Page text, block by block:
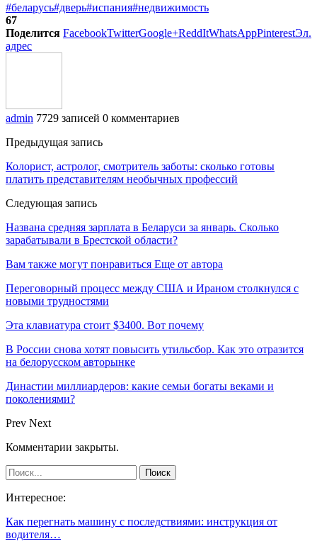
#беларусь#дверь#испания#недвижимость
67
Поделится FacebookTwitterGoogle+ReddItWhatsAppPinterestЭл.
адрес
admin 7729 записей 0 комментариев
Предыдущая запись
Колорист, астролог, смотритель заботы: сколько готовы
платить представителям необычных профессий
Следующая запись
Названа средняя зарплата в Беларуси за январь. Сколько
зарабатывали в Брестской области?
Вам также могут понравиться Еще от автора
Переговорный процесс между США и Ираном столкнулся с
новыми трудностями
Эта клавиатура стоит $3400. Вот почему
В России снова хотят повысить утильсбор. Как это отразится
на белорусском авторынке
Династии миллиардеров: какие семьи богаты веками и
поколениями?
Prev Next
Комментарии закрыты.
Интересное:
Как перегнать машину с последствиями: инструкция от
водителя…